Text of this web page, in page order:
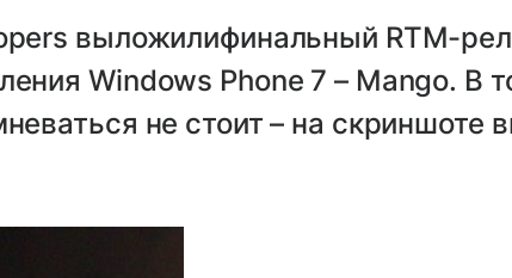
выложилифинальный RTM-
Windows Phone 7 – Mango. В
не стоит – на скриншоте